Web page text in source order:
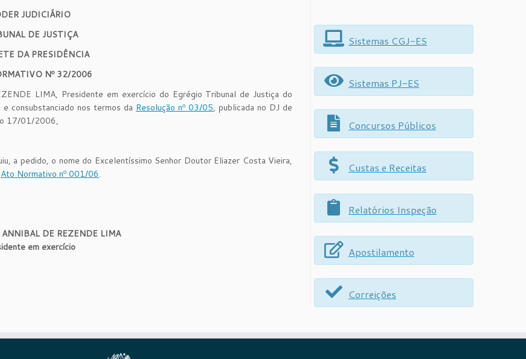
JUDICIÁRIO
DE JUSTIÇA
DA PRESIDÊNCIA
Nº 32/2006
LIMA, Presidente em exercício do Egrégio Tribunal de Justiça do
consubstanciado nos termos da Resolução nº 03/05, publicada no DJ de
17/01/2006,
a pedido, o nome do Excelentíssimo Senhor Doutor Eliazer Costa Vieira,
Ato Normativo nº 001/06.
ANNIBAL DE REZENDE LIMA
em exercício
Sistemas CGJ-ES
Sistemas PJ-ES
Concursos Públicos
Custas e Receitas
Relatórios Inspeção
Apostilamento
Correições